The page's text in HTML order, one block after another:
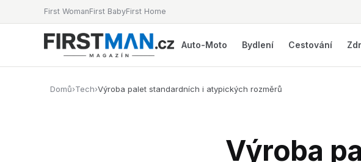
First WomanFirst BabyFirst Home
Auto-Moto Bydlení Cestování
Domů›Tech›Výroba palet standardních i atypických rozměrů
Výroba